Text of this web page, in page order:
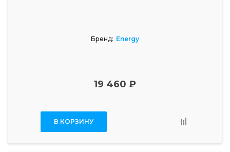
Бренд: Energy
19 460 ₽
В КОРЗИНУ